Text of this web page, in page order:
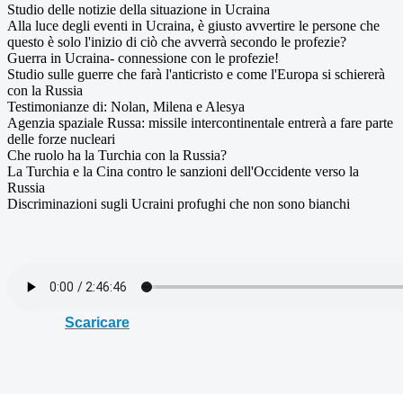
Studio delle notizie della situazione in Ucraina
Alla luce degli eventi in Ucraina, è giusto avvertire le persone che
questo è solo l'inizio di ciò che avverrà secondo le profezie?
Guerra in Ucraina- connessione con le profezie!
Studio sulle guerre che farà l'anticristo e come l'Europa si schiererà
con la Russia
Testimonianze di: Nolan, Milena e Alesya
Agenzia spaziale Russa: missile intercontinentale entrerà a fare parte
delle forze nucleari
Che ruolo ha la Turchia con la Russia?
La Turchia e la Cina contro le sanzioni dell'Occidente verso la
Russia
Discriminazioni sugli Ucraini profughi che non sono bianchi
Scaricare